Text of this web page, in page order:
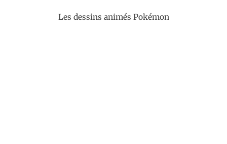
Les dessins animés Pokémon